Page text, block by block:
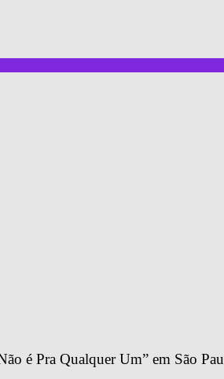
é Pra Qualquer Um” em São